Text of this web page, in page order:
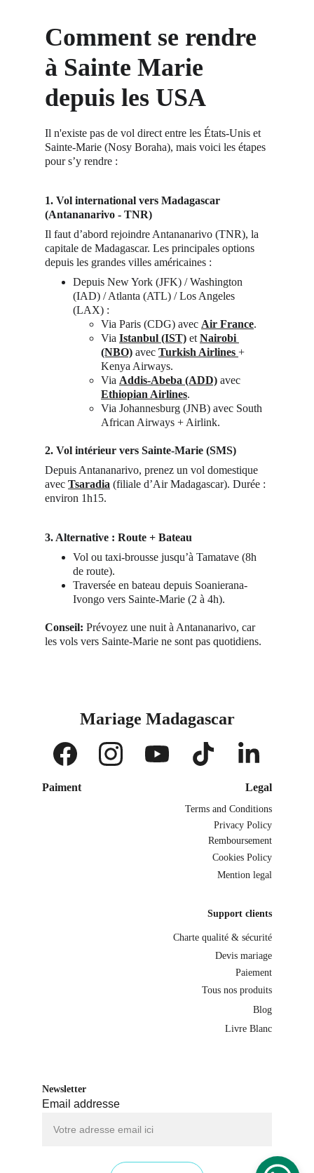
Comment se rendre
à Sainte Marie
depuis les USA
Il n'existe pas de vol direct entre les États-Unis et
Sainte-Marie (Nosy Boraha), mais voici les étapes
pour s’y rendre :
1. Vol international vers Madagascar
(Antananarivo - TNR)
Il faut d’abord rejoindre Antananarivo (TNR), la
capitale de Madagascar. Les principales options
depuis les grandes villes américaines :
Depuis New York (JFK) / Washington
(IAD) / Atlanta (ATL) / Los Angeles
(LAX) :
Via Paris (CDG) avec Air France.
Via Istanbul (IST) et Nairobi
(NBO) avec Turkish Airlines +
Kenya Airways.
Via Addis-Abeba (ADD) avec
Ethiopian Airlines.
Via Johannesburg (JNB) avec South
African Airways + Airlink.
2. Vol intérieur vers Sainte-Marie (SMS)
Depuis Antananarivo, prenez un vol domestique
avec Tsaradia (filiale d’Air Madagascar). Durée :
environ 1h15.
3. Alternative : Route + Bateau
Vol ou taxi-brousse jusqu’à Tamatave (8h
de route).
Traversée en bateau depuis Soanierana-
Ivongo vers Sainte-Marie (2 à 4h).
Conseil: Prévoyez une nuit à Antananarivo, car
les vols vers Sainte-Marie ne sont pas quotidiens.
Mariage Madagascar
Remboursement
Terms and Conditions
Privacy Policy
Cookies Policy
Mention legal
Support clients
Legal
Blog
Livre Blanc
Charte qualité & sécurité
Tous nos produits
Paiment
Devis mariage
Paiement
Email addresse
Newsletter